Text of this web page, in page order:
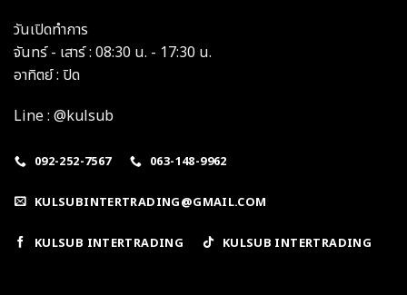
วันเปิดทำการ
จันทร์ - เสาร์ : 08:30 น. - 17:30 น.
อาทิตย์ : ปิด
Line : @kulsub
092-252-7567 063-148-9962
KULSUBINTERTRADING@GMAIL.COM
KULSUB INTERTRADING KULSUB INTERTRADING